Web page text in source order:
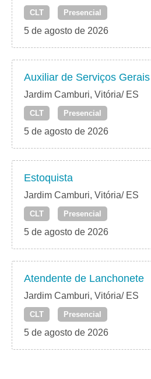
CLT Presencial
5 de agosto de 2026
Auxiliar de Serviços Gerais
Jardim Camburi, Vitória/ ES
CLT Presencial
5 de agosto de 2026
Estoquista
Jardim Camburi, Vitória/ ES
CLT Presencial
5 de agosto de 2026
Atendente de Lanchonete
Jardim Camburi, Vitória/ ES
CLT Presencial
5 de agosto de 2026